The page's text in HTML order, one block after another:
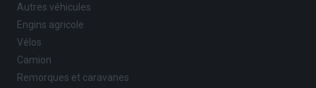
Autres véhicules
Engins agricole
Vélos
Camion
Remorques et caravanes